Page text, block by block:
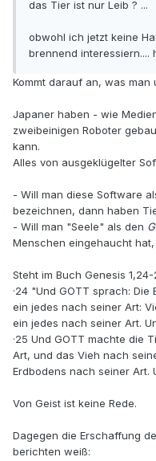
das Tier ist nur Leib ? ...
obwohl ich jetzt keine
brennend interessiern....
Kommt darauf an, was
Japaner haben - wie
zweibeinigen Roboter
kann.
Alles von ausgeklügelter
- Will man diese Software
bezeichnen, dann haben
- Will man "Seele" als den
Menschen eingehaucht
Steht im Buch Genesis 1,24-
·24 "Und GOTT sprach:
ein jedes nach seiner Art:
ein jedes nach seiner Art.
·25 Und GOTT machte die
Art, und das Vieh nach
Erdbodens nach seiner Art.
Von Geist ist keine Rede.
Dagegen die Erschaffung
berichten weiß: